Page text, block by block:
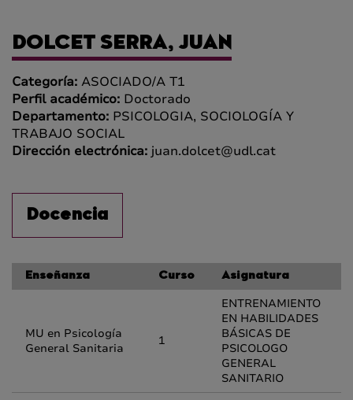
DOLCET SERRA, JUAN
Categoría: ASOCIADO/A T1
Perfil académico: Doctorado
Departamento: PSICOLOGIA, SOCIOLOGÍA Y
TRABAJO SOCIAL
Dirección electrónica: juan.dolcet@udl.cat
Docencia
Enseñanza Curso Asignatura
MU en Psicología
General Sanitaria
1
ENTRENAMIENTO
EN HABILIDADES
BÁSICAS DE
PSICOLOGO
GENERAL
SANITARIO